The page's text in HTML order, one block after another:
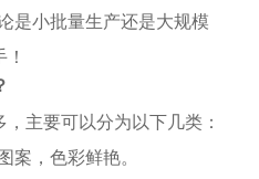
是小批量生产还是大规模
主要可以分为以下几类：
案，色彩鲜艳。